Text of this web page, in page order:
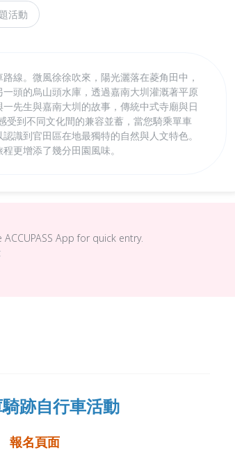
活動
線。微風徐徐吹來，陽光灑落在菱角田中，
頭的烏山頭水庫，透過嘉南大圳灌溉著平原
先生與嘉南大圳的故事，傳統中式寺廟與日
受到不同文化間的兼容並蓄，當您騎乘單車
識到官田區在地最獨特的自然與人文特色。
更增添了幾分田園風味。
App for quick entry.
跡自行車活動
報名頁面